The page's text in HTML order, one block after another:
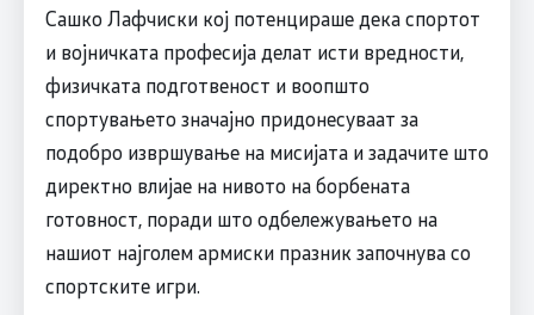
Сашко Лафчиски кој потенцираше дека спортот
и војничката професија делат исти вредности,
физичката подготвеност и воопшто
спортувањето значајно придонесуваат за
подобро извршување на мисијата и задачите што
директно влијае на нивото на борбената
готовност, поради што одбележувањето на
нашиот најголем армиски празник започнува со
спортските игри.